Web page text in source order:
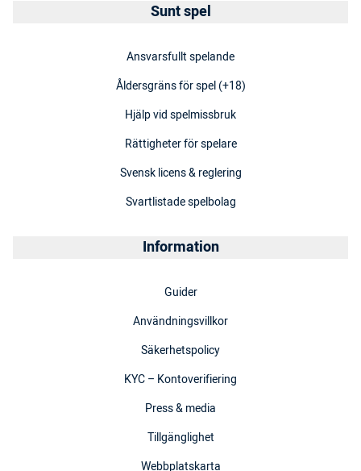
Sunt spel
Ansvarsfullt spelande
Åldersgräns för spel (+18)
Hjälp vid spelmissbruk
Rättigheter för spelare
Svensk licens & reglering
Svartlistade spelbolag
Information
Guider
Användningsvillkor
Säkerhetspolicy
KYC – Kontoverifiering
Press & media
Tillgänglighet
Webbplatskarta